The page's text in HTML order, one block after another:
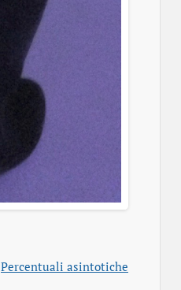
Percentuali asintotiche